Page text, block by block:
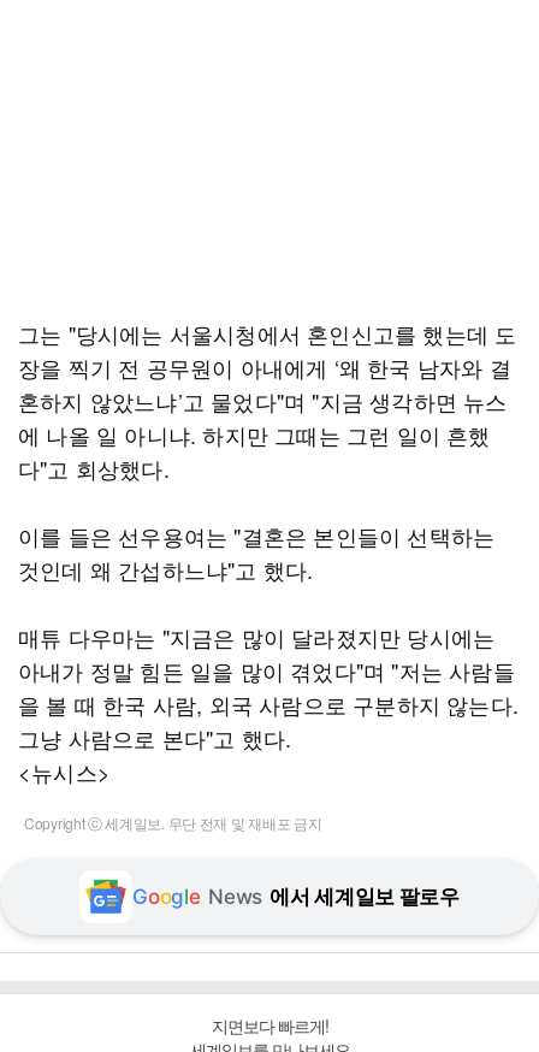
그는 "당시에는 서울시청에서 혼인신고를 했는데 도
장을 찍기 전 공무원이 아내에게 ‘왜 한국 남자와 결
혼하지 않았느냐’고 물었다"며 "지금 생각하면 뉴스
에 나올 일 아니냐. 하지만 그때는 그런 일이 흔했
다"고 회상했다.
이를 들은 선우용여는 "결혼은 본인들이 선택하는
것인데 왜 간섭하느냐"고 했다.
매튜 다우마는 "지금은 많이 달라졌지만 당시에는
아내가 정말 힘든 일을 많이 겪었다"며 "저는 사람들
을 볼 때 한국 사람, 외국 사람으로 구분하지 않는다.
그냥 사람으로 본다"고 했다.
<뉴시스>
Copyright ⓒ 세계일보. 무단 전재 및 재배포 금지
Google News 에서 세계일보 팔로우
지면보다 빠르게!